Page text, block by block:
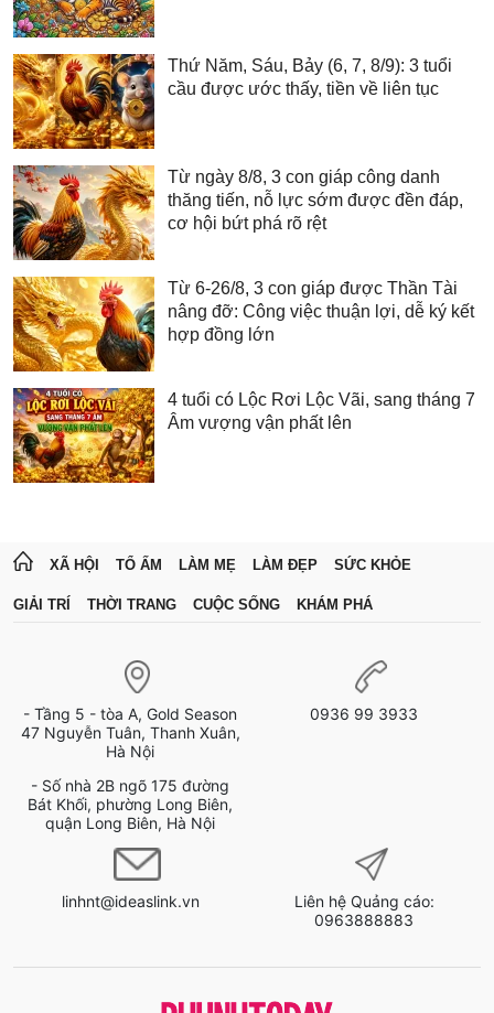
Thứ Năm, Sáu, Bảy (6, 7, 8/9): 3 tuổi
cầu được ước thấy, tiền về liên tục
Từ ngày 8/8, 3 con giáp công danh
thăng tiến, nỗ lực sớm được đền đáp,
cơ hội bứt phá rõ rệt
Từ 6-26/8, 3 con giáp được Thần Tài
nâng đỡ: Công việc thuận lợi, dễ ký kết
hợp đồng lớn
4 tuổi có Lộc Rơi Lộc Vãi, sang tháng 7
Âm vượng vận phất lên
XÃ HỘI TỔ ẤM LÀM MẸ LÀM ĐẸP SỨC KHỎE
GIẢI TRÍ THỜI TRANG CUỘC SỐNG KHÁM PHÁ
- Tầng 5 - tòa A, Gold Season
47 Nguyễn Tuân, Thanh Xuân,
Hà Nội
- Số nhà 2B ngõ 175 đường
Bát Khối, phường Long Biên,
quận Long Biên, Hà Nội
0936 99 3933
linhnt@ideaslink.vn
Liên hệ Quảng cáo:
0963888883